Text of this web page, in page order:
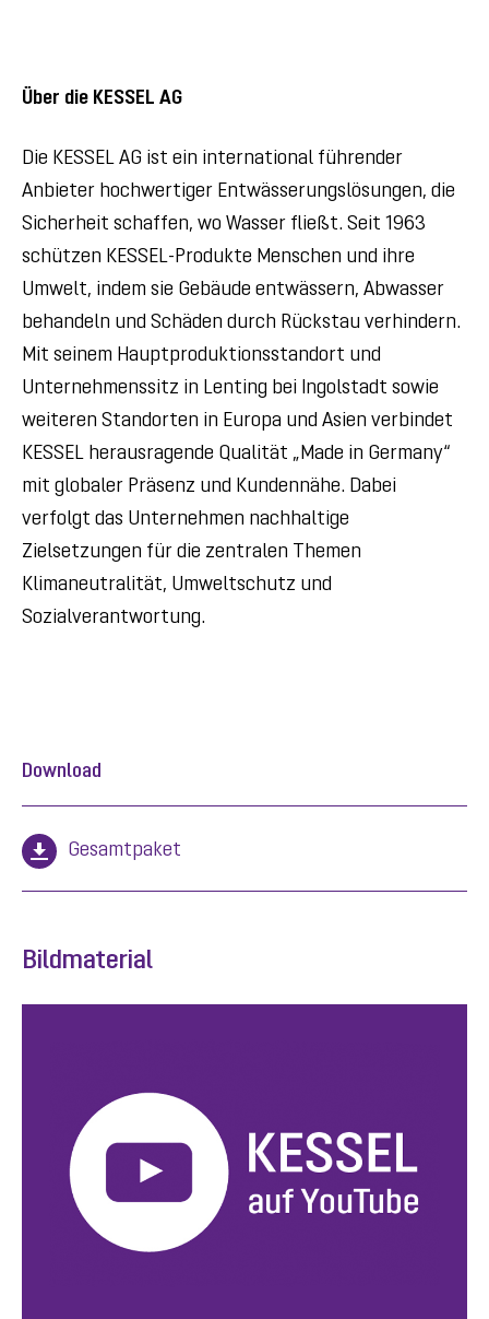
Über die KESSEL AG
Die KESSEL AG ist ein international führender
Anbieter hochwertiger Entwässerungslösungen, die
Sicherheit schaffen, wo Wasser fließt. Seit 1963
schützen KESSEL-Produkte Menschen und ihre
Umwelt, indem sie Gebäude entwässern, Abwasser
behandeln und Schäden durch Rückstau verhindern.
Mit seinem Hauptproduktionsstandort und
Unternehmenssitz in Lenting bei Ingolstadt sowie
weiteren Standorten in Europa und Asien verbindet
KESSEL herausragende Qualität „Made in Germany“
mit globaler Präsenz und Kundennähe. Dabei
verfolgt das Unternehmen nachhaltige
Zielsetzungen für die zentralen Themen
Klimaneutralität, Umweltschutz und
Sozialverantwortung.
Download
Gesamtpaket
Bildmaterial